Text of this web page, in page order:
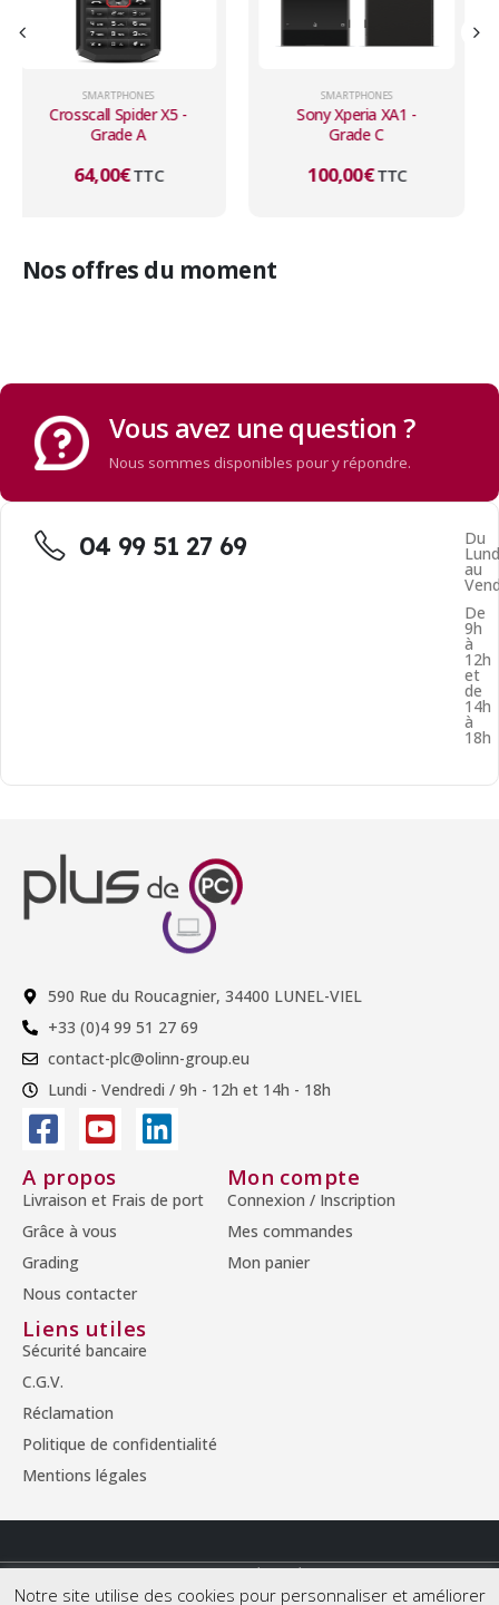
SMARTPHONES
Sony Xperia XA1 -
Grade C
100,00€TTC
SMARTPHONES
Apple iPhone 13 -
Grade B
345,00€TTC
Nos offres du moment
Vous avez une question ?
Nous sommes disponibles pour y répondre.
04 99 51 27 69 Du
au
De
9h
à
12h
et
de
14h
à
18h
590 Rue du Roucagnier, 34400 LUNEL-VIEL
+33 (0)4 99 51 27 69
contact-plc@olinn-group.eu
Lundi - Vendredi / 9h - 12h et 14h - 18h
A propos
Livraison et Frais de port
Grâce à vous
Grading
Nous contacter
Mon compte
Connexion / Inscription
Mes commandes
Mon panier
Liens utiles
Sécurité bancaire
C.G.V.
Réclamation
Politique de confidentialité
Mentions légales
© Copyright 2026 - Tous droits réservés.
Notre site utilise des cookies pour personnaliser et améliorer